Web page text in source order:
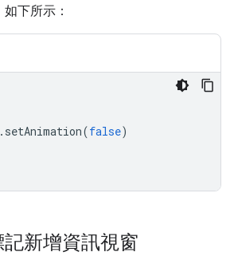
如下所示：
. setAnimation(false)
新增資訊視窗